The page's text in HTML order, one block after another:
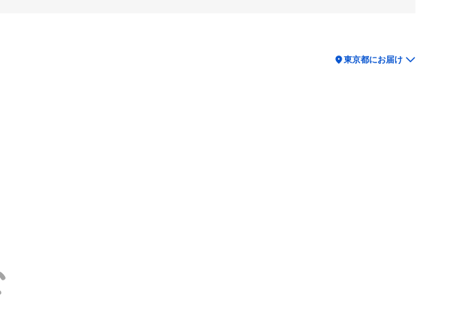
location_on東京都にお届け